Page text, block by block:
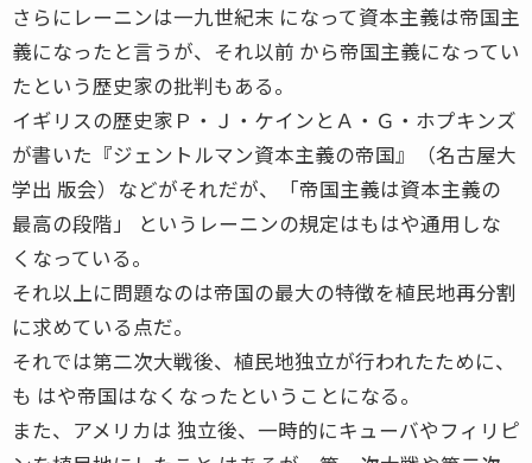
さらにレーニンは一九世紀末 になって資本主義は帝国主
義になったと言うが、それ以前 から帝国主義になってい
たという歴史家の批判もある。
イギリスの歴史家Ｐ・Ｊ・ケインとＡ・Ｇ・ホプキンズ
が書いた『ジェントルマン資本主義の帝国』（名古屋大
学出 版会）などがそれだが、「帝国主義は資本主義の
最高の段階」 というレーニンの規定はもはや通用しな
くなっている。
それ以上に問題なのは帝国の最大の特徴を植民地再分割
に求めている点だ。
それでは第二次大戦後、植民地独立が行われたために、
も はや帝国はなくなったということになる。
また、アメリカは 独立後、一時的にキューバやフィリピ